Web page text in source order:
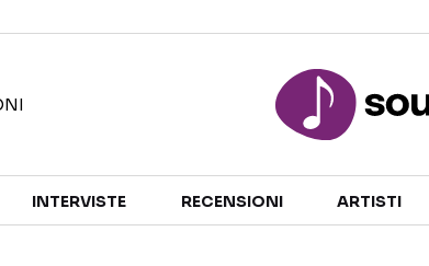
INTERVISTE RECENSIONI ARTISTI